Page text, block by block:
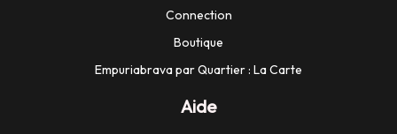
Connection
Boutique
Empuriabrava par Quartier : La Carte
Aide